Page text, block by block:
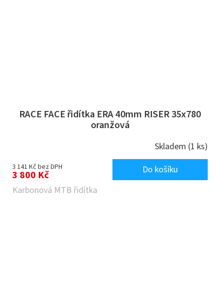
RACE FACE řidítka ERA 40mm RISER 35x780
oranžová
Skladem (1 ks)
3 141 Kč bez DPH
3 800 Kč
Do košíku
Karbonová MTB řidítka